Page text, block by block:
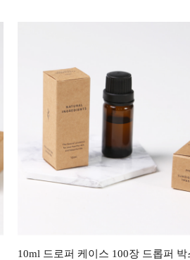
10ml 드로퍼 케이스 100장 드롭퍼